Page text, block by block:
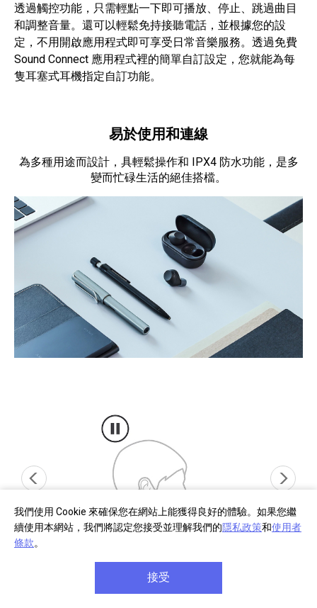
我們使用 Cookie 來確保您在網站上能獲得良好的體驗。如果您繼
續使用本網站，我們將認定您接受並理解我們的隱私政策和使用者
條款。
接受
透過觸控功能，只需輕點一下即可播放、停止、跳過曲目
和調整音量。還可以輕鬆免持接聽電話，並根據您的設
定，不用開啟應用程式即可享受日常音樂服務。透過免費
Sound Connect 應用程式裡的簡單自訂設定，您就能為每
隻耳塞式耳機指定自訂功能。
易於使用和連線
為多種用途而設計，具輕鬆操作和 IPX4 防水功能，是多
變而忙碌生活的絕佳搭檔。